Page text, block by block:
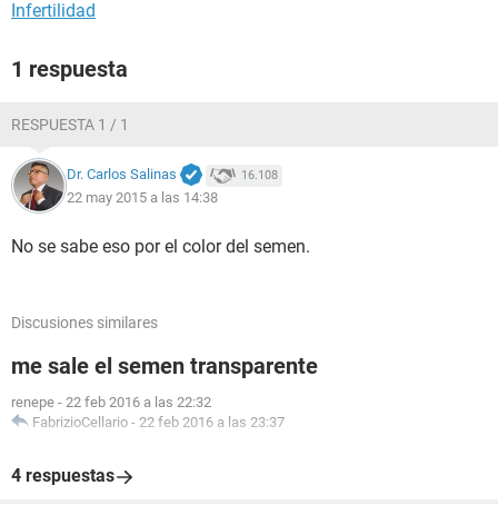
Infertilidad
1 respuesta
RESPUESTA 1 / 1
Dr. Carlos Salinas 16.108
22 may 2015 a las 14:38
No se sabe eso por el color del semen.
Discusiones similares
me sale el semen transparente
renepe - 22 feb 2016 a las 22:32
FabrizioCellario - 22 feb 2016 a las 23:37
4 respuestas